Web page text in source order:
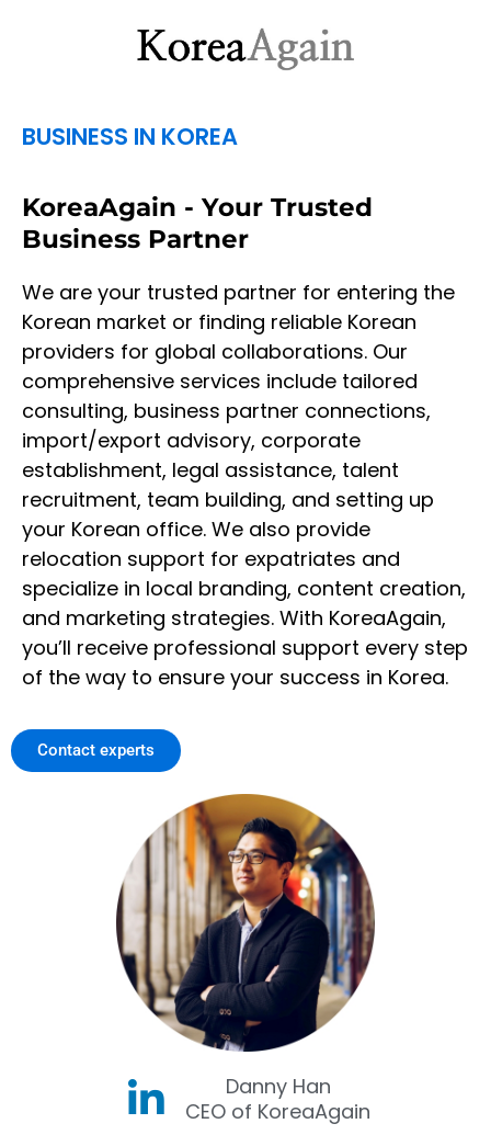
BUSINESS IN KOREA
KoreaAgain - Your Trusted
Business Partner
We are your trusted partner for entering the
Korean market or finding reliable Korean
providers for global collaborations. Our
comprehensive services include tailored
consulting, business partner connections,
import/export advisory, corporate
establishment, legal assistance, talent
recruitment, team building, and setting up
your Korean office. We also provide
relocation support for expatriates and
specialize in local branding, content creation,
and marketing strategies. With KoreaAgain,
you’ll receive professional support every step
of the way to ensure your success in Korea.
Contact experts
Danny Han
CEO of KoreaAgain